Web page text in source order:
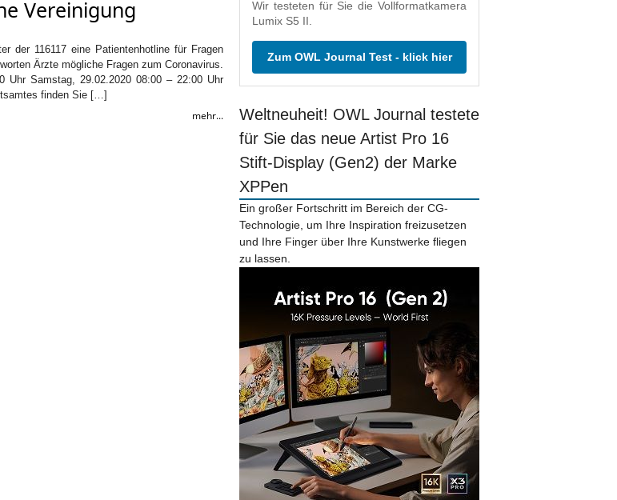
Vereinigung
der 116117 eine Patientenhotline für Fragen
Ärzte mögliche Fragen zum Coronavirus.
Uhr Samstag, 29.02.2020 08:00 – 22:00 Uhr
finden Sie […]
mehr...
Wir testeten für Sie die Vollformatkamera
Lumix S5 II.
Zum OWL Journal Test - klick hier
Weltneuheit! OWL Journal testete
für Sie das neue Artist Pro 16
Stift-Display (Gen2) der Marke
XPPen
Ein großer Fortschritt im Bereich der CG-
Technologie, um Ihre Inspiration freizusetzen
und Ihre Finger über Ihre Kunstwerke fliegen
zu lassen.